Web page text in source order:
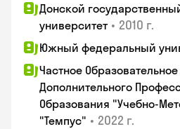
Донской
университет • 2010 г.
Южный федеральный
Частное
Дополнительного
Образования "Учебно-
"Темпус" • 2022 г.